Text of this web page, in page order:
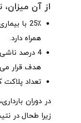
از آن میزان،
همراه دارد.
4 درصد
هدف قرار
تعداد پلاکت کمتر از 100000 در لیتر در حدود 1 درصد از افراد وجود دارد که ممکن است
در دوران
زیرا طحال در